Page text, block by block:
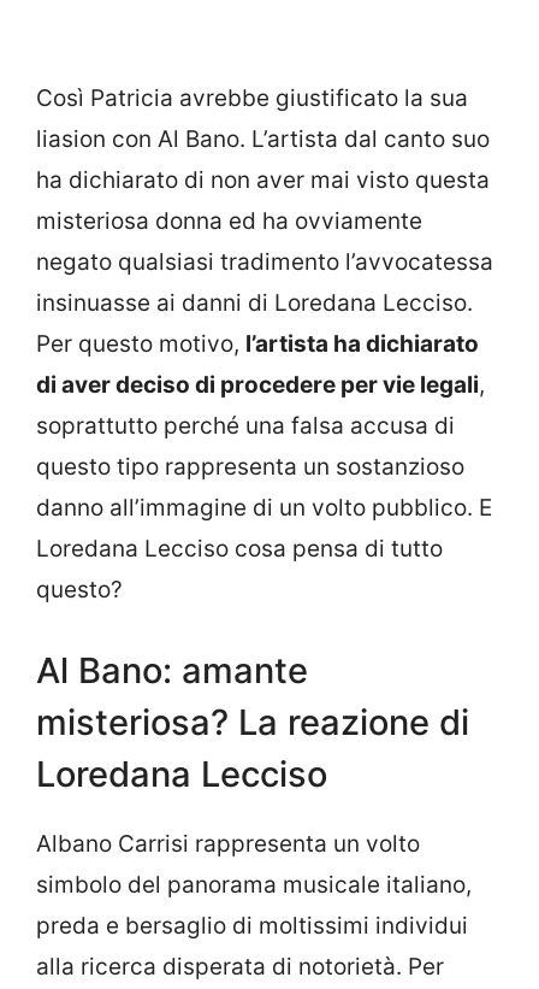
Così Patricia avrebbe giustificato la sua
liasion con Al Bano. L’artista dal canto suo
ha dichiarato di non aver mai visto questa
misteriosa donna ed ha ovviamente
negato qualsiasi tradimento l’avvocatessa
insinuasse ai danni di Loredana Lecciso.
Per questo motivo, l’artista ha dichiarato
di aver deciso di procedere per vie legali,
soprattutto perché una falsa accusa di
questo tipo rappresenta un sostanzioso
danno all’immagine di un volto pubblico. E
Loredana Lecciso cosa pensa di tutto
questo?
Al Bano: amante
misteriosa? La reazione di
Loredana Lecciso
Albano Carrisi rappresenta un volto
simbolo del panorama musicale italiano,
preda e bersaglio di moltissimi individui
alla ricerca disperata di notorietà. Per